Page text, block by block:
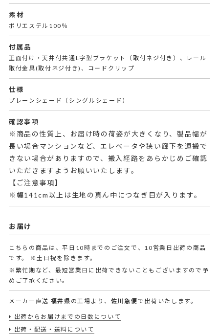
素材
ポリエステル100％
付属品
正面付け・天井付共通L字型ブラケット（取付ネジ付き）、レール
取付金具(取付ネジ付き)、コードクリップ
仕様
プレーンシェード（シングルシェード）
確認事項
※商品の性質上、お届け時の荷姿が大きくなり、製品幅が
長い場合マンションなど、エレベータや狭い廊下を運搬で
きない場合がありますので、搬入経路をあらかじめご確認
いただきますようお願いいたします。
【ご注意事項】
※幅141cm以上は生地の真ん中につなぎ目が入ります。
お届け
こちらの商品は、平日10時までのご注文で、10営業日出荷の商品
です。
※土日祝を除きます。
※繁忙期など、最短営業日に出荷できないこともございますので予
めご了承ください。
メーカー直送 福井県 の工場より、 佐川急便で出荷いたします。
出荷からお届けまでの日数について
出荷・配送・送料について